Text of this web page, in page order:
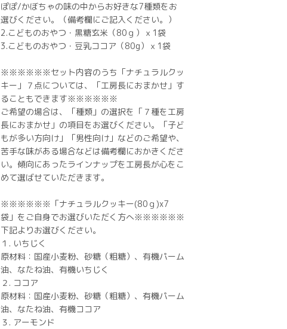
ぽぽ/かぼちゃの味の中からお好きな7種類をお
選びください。（備考欄にご記入ください。）
2.こどものおやつ・黒糖玄米（80ｇ）ｘ1袋
3.こどものおやつ・豆乳ココア（80g）ｘ1袋
※※※※※※セット内容のうち「ナチュラルクッ
キー」７点については、「工房長におまかせ」す
ることもできます※※※※※※
ご希望の場合は、「種類」の選択を「７種を工房
長におまかせ」の項目をお選びください。「子ど
もが多い方向け」「男性向け」などのご希望や、
苦手な味がある場合などは備考欄におかきくださ
い。傾向にあったラインナップを工房長が心をこ
めて選ばせていただきます。
※※※※※※「ナチュラルクッキー(80ｇ)x7
袋」をご自身でお選びいただく方へ※※※※※※
下記よりお選びください。
１. いちじく
原材料：国産小麦粉、砂糖（粗糖）、有機パーム
油、なたね油、有機いちじく
２. ココア
原材料：国産小麦粉、砂糖（粗糖）、有機パーム
油、なたね油、有機ココア
３. アーモンド